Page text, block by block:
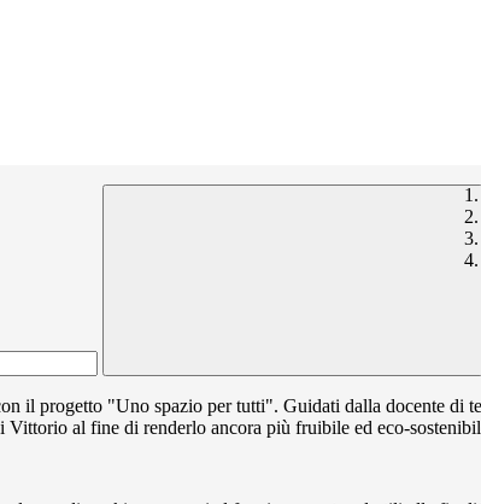
il progetto "Uno spazio per tutti". Guidati dalla docente di
al fine di renderlo ancora più fruibile ed eco-